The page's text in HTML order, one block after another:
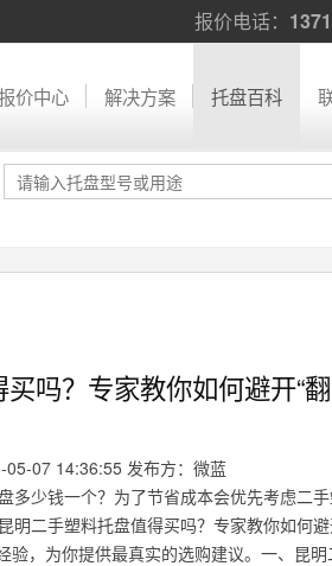
报价电话：
价中心 解决方案 托盘百科
吗？专家教你如何避开“
05-07 14:36:55 发布方：微蓝
多少钱一个？为了节省成本会优先考虑二
明二手塑料托盘值得买吗？专家教你如何
验，为你提供最真实的选购建议。一、昆明